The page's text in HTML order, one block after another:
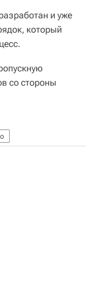
и уже
который
со стороны